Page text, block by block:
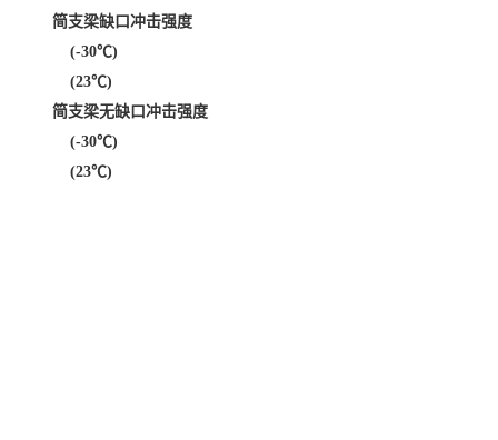
简支梁缺口冲击强度
(-30℃)
(23℃)
简支梁无缺口冲击强度
(-30℃)
(23℃)